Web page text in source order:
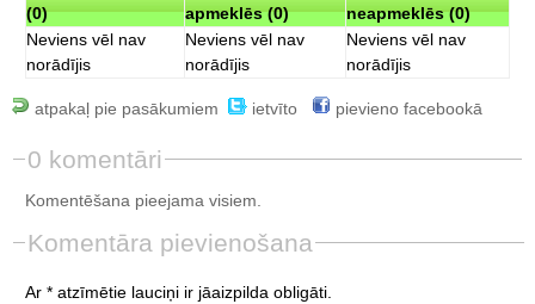
(0)
apmeklēs (0)
neapmeklēs (0)
Neviens vēl nav
norādījis
Neviens vēl nav
norādījis
Neviens vēl nav
norādījis
atpakaļ pie pasākumiem ietvīto pievieno facebookā
0 komentāri
Komentēšana pieejama visiem.
Komentāra pievienošana
Ar * atzīmētie lauciņi ir jāaizpilda obligāti.